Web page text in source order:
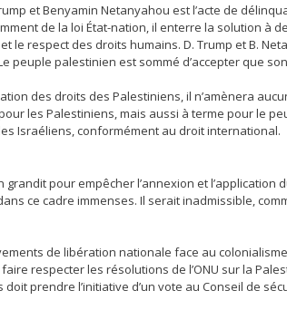
et Benyamin Netanyahou est l’acte de
de la loi État-nation, il enterre la solution à
le respect des droits humains. D. Trump et B.
peuple palestinien est sommé d’accepter que
des droits des Palestiniens, il n’amènera
les Palestiniens, mais aussi à terme pour le
Israéliens, conformément au droit international.
pour empêcher l’annexion et
ce cadre immenses. Il serait inadmissible,
de libération nationale face au
respecter les résolutions de l’ONU sur la
prendre l’initiative d’un vote au Conseil de